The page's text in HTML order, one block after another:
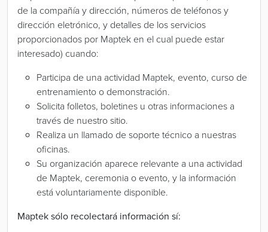
de la compañía y dirección, números de teléfonos y
dirección eletrónico, y detalles de los servicios
proporcionados por Maptek en el cual puede estar
interesado) cuando:
Participa de una actividad Maptek, evento, curso de
entrenamiento o demonstración.
Solicita folletos, boletines u otras informaciones a
través de nuestro sitio.
Realiza un llamado de soporte técnico a nuestras
oficinas.
Su organización aparece relevante a una actividad
de Maptek, ceremonia o evento, y la información
está voluntariamente disponible.
Maptek sólo recolectará información sí: